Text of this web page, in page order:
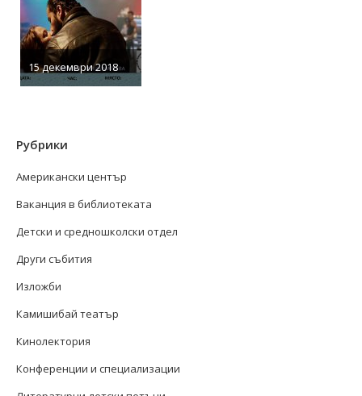
15 декември 2018
Рубрики
Американски център
Ваканция в библиотеката
Детски и средношколски отдел
Други събития
Изложби
Камишибай театър
Кинолектория
Конференции и специализации